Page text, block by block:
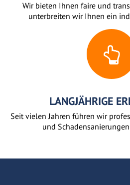
Wir bieten Ihnen faire und
unterbreiten wir Ihnen ein
LANGJÄHRIGE
Seit vielen Jahren führen wir
und